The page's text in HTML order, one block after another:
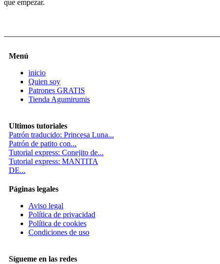
que empezar.
Menú
inicio
Quien soy
Patrones GRATIS
Tienda Agumirumis
Ultimos tutoriales
Patrón traducido: Princesa Luna...
Patrón de patito con...
Tutorial express: Conejito de...
Tutorial express: MANTITA
DE...
Páginas legales
Aviso legal
Política de privacidad
Política de cookies
Condiciones de uso
Sígueme en las redes